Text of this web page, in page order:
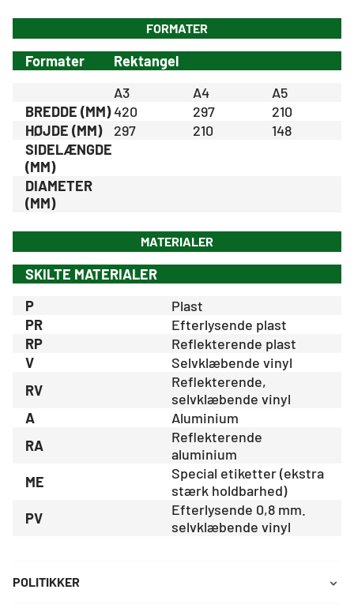
FORMATER
Formater
Rektangel
A3
A4 A5
BREDDE (MM)420 297 210
HØJDE (MM)
297 210 148
SIDELÆNGDE
(MM)
DIAMETER
(MM)
MATERIALER
SKILTE MATERIALER
P
Plast
PR
Efterlysende plast
RP
Reflekterende plast
V
Selvklæbende vinyl
RV
Reflekterende,
selvklæbende vinyl
A
Aluminium
RA
Reflekterende
aluminium
ME
Special etiketter (ekstra
stærk holdbarhed)
PV
Efterlysende 0,8 mm.
selvklæbende vinyl
POLITIKKER